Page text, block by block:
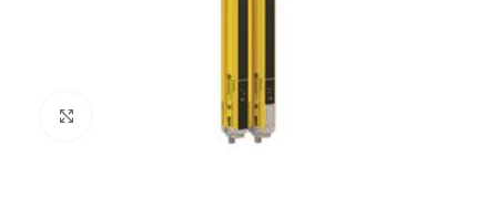
Clic para ampliar